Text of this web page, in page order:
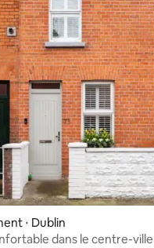
⋅ Dublin
dans le centre-